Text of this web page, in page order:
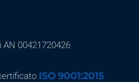
AN 00421720426
ISO 9001:2015